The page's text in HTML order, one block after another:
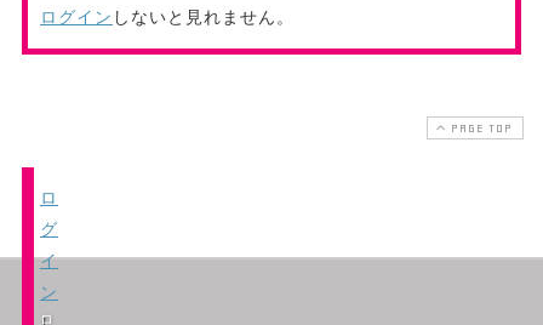
ログイン しないと見れません。
PAGE TOP
ロ
グ
イ
ン
ロ